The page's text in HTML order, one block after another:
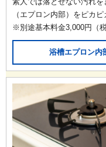
（エプロン内部）をピカ
※別途基本料金3,000円（
浴槽エプロン内